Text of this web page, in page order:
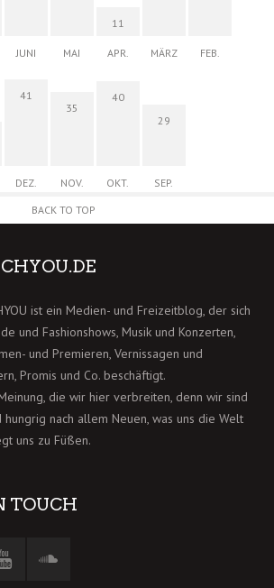
JUNI MAI
11
APR. MÄRZ FEB.
41
DEZ.
35
NOV.
40
OKT.
29
SEP.
BACK TO TOP
ist ein Medien- und Freizeitblog, der sich
und Fashionshows, Musik und Konzerten,
und Premieren, Vernissagen und
Promis und Co. beschäftigt.
die wir hier verbreiten, denn wir sind
nach allem Neuen, was uns die Welt
uns zu Füßen.
TOUCH